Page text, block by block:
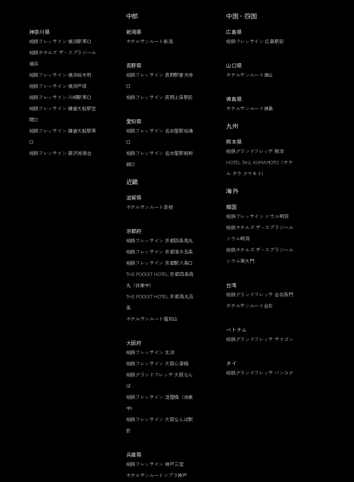
神奈川県
相鉄フレッサイン 横浜駅東口
相鉄ホテルズ ザ・スプラジール
横浜
相鉄フレッサイン 横浜桜木町
相鉄フレッサイン 横浜戸塚
相鉄フレッサイン 川崎駅東口
相鉄フレッサイン 鎌倉大船駅笠
間口
相鉄フレッサイン 鎌倉大船駅東
口
相鉄フレッサイン 藤沢湘南台
中部
新潟県
ホテルサンルート新潟
長野県
相鉄フレッサイン 長野駅善光寺
口
相鉄フレッサイン 長野上田駅前
愛知県
相鉄フレッサイン 名古屋駅桜通
口
相鉄フレッサイン 名古屋駅新幹
線口
近畿
滋賀県
ホテルサンルート彦根
京都府
相鉄フレッサイン 京都四条烏丸
相鉄フレッサイン 京都清水五条
相鉄フレッサイン 京都駅八条口
THE POCKET HOTEL 京都四条烏
丸（休業中）
THE POCKET HOTEL 京都烏丸五
条
ホテルサンルート福知山
大阪府
相鉄フレッサイン 北浜
相鉄フレッサイン 大阪心斎橋
相鉄グランドフレッサ 大阪なん
ば
相鉄フレッサイン 淀屋橋（休業
中）
相鉄フレッサイン 大阪なんば駅
前
兵庫県
相鉄フレッサイン 神戸三宮
ホテルサンルートソプラ神戸
中国・四国
広島県
相鉄フレッサイン 広島駅前
山口県
ホテルサンルート徳山
徳島県
ホテルサンルート徳島
九州
熊本県
相鉄グランドフレッサ 熊本
HOTEL TAU, KUMAMOTO（ホテ
ル タウ クマモト）
海外
韓国
相鉄フレッサイン ソウル明洞
相鉄ホテルズ ザ・スプラジール
ソウル明洞
相鉄ホテルズ ザ・スプラジール
ソウル東大門
台湾
相鉄グランドフレッサ 台北西門
ホテルサンルート台北
ベトナム
相鉄グランドフレッサ サイゴン
タイ
相鉄グランドフレッサ バンコク